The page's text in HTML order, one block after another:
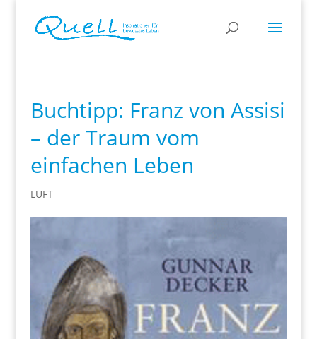
Buchtipp: Franz von Assisi
– der Traum vom
einfachen Leben
LUFT